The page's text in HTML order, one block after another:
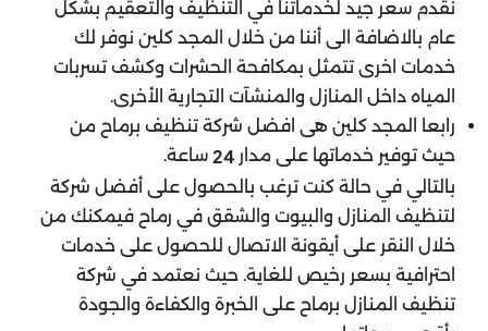
نقدم سعر جيد لخدماتنا في التنظيف والتعقيم بشكل
عام بالاضافة الى أننا من خلال المجد كلين نوفر لك
خدمات اخرى تتمثل بمكافحة الحشرات وكشف تسربات
المياه داخل المنازل والمنشآت التجارية الأخرى.
رابعا المجد كلين هى افضل شركة تنظيف برماح من
حيث توفير خدماتها على مدار 24 ساعة.
بالتالي في حالة كنت ترغب بالحصول على أفضل شركة
لتنظيف المنازل والبيوت والشقق في رماح فيمكنك من
خلال النقر على أيقونة الاتصال للحصول على خدمات
احترافية بسعر رخيص للغاية. حيث نعتمد في شركة
تنظيف المنازل برماح على الخبرة والكفاءة والجودة